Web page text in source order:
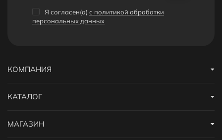
Я согласен(a) с политикой обработки
персональных данных
КОМПАНИЯ
КАТАЛОГ
МАГАЗИН